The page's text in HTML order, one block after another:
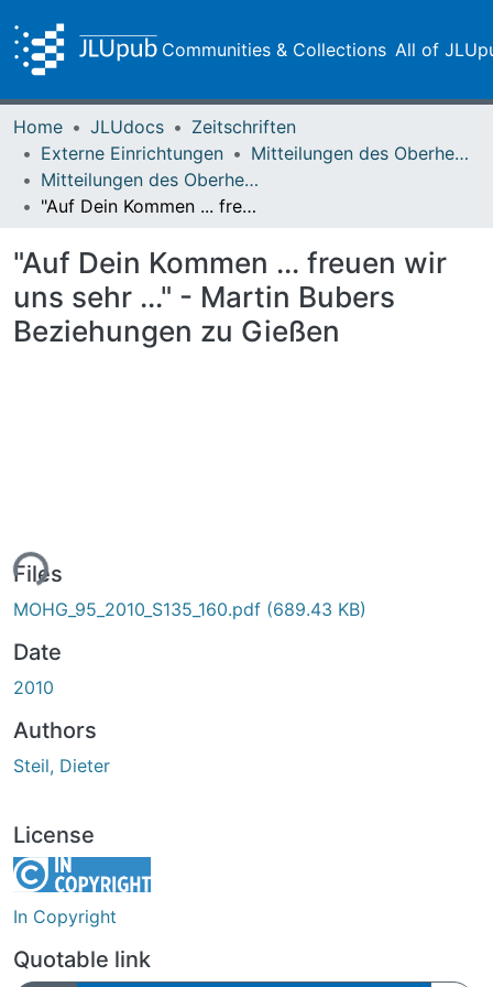
Communities & Collections All of
Home JLUdocs
Zeitschriften
Externe Einrichtungen
Mitteilungen des Oberhessischen Geschichtsvereins Gießen
Mitteilungen des Oberhessischen Geschichtsvereins Gießen Vol. 095 (2010)
"Auf Dein Kommen ... freuen wir uns sehr ..." - Martin Bubers Beziehungen zu Gießen
"Auf Dein Kommen ... freuen wir
uns sehr ..." - Martin Bubers
Beziehungen zu Gießen
Files
MOHG_95_2010_S135_160.pdf (689.43 KB)
Date
2010
Authors
Steil, Dieter
License
In Copyright
Quotable link